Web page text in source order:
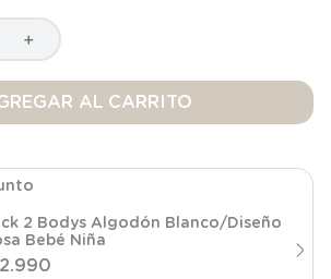
＋
AL CARRITO
2 Bodys Algodón Blanco/Diseño
Bebé Niña
.990